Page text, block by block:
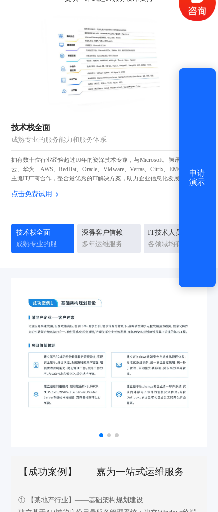
技术栈全面
成熟专业的服务能力和服务体系
拥有数十位行业经验超过10年的资深技术专家，与Microsoft、腾讯、阿里
云、华为、AWS、RedHat、Oracle、VMware、Vertas、Citrix、EMC等国内外
主流IT厂商合作，整合最优秀的IT解决方案，助力企业信息化发展。
点击免费试用
技术栈全面
深得客户信赖
IT技术人员稳定
【成功案例】——嘉为一站式运维服务
① 【某地产行业】——基础架构规划建设
获取验证码
登录
立即注册
申请
演示